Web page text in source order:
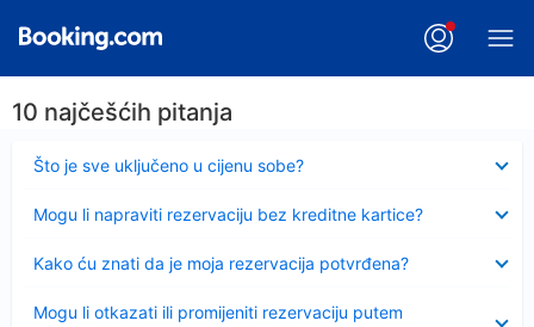
10 najčešćih pitanja
Što je sve uključeno u cijenu sobe?
Sažeto
Mogu li napraviti rezervaciju bez kreditne kartice?
Kako ću znati da je moja rezervacija potvrđena?
Mogu li otkazati ili promijeniti rezervaciju putem